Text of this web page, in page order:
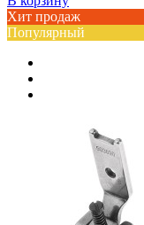
Хит продаж
Популярный